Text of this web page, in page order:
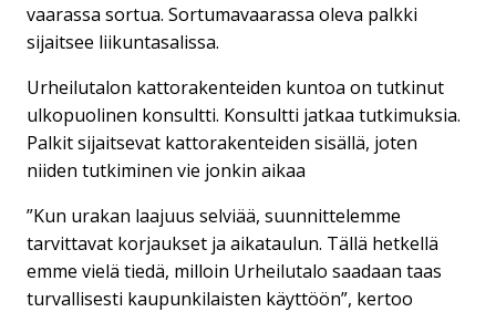
vaarassa sortua. Sortumavaarassa oleva palkki
sijaitsee liikuntasalissa.
Urheilutalon kattorakenteiden kuntoa on tutkinut
ulkopuolinen konsultti. Konsultti jatkaa tutkimuksia.
Palkit sijaitsevat kattorakenteiden sisällä, joten
niiden tutkiminen vie jonkin aikaa
”Kun urakan laajuus selviää, suunnittelemme
tarvittavat korjaukset ja aikataulun. Tällä hetkellä
emme vielä tiedä, milloin Urheilutalo saadaan taas
turvallisesti kaupunkilaisten käyttöön”, kertoo